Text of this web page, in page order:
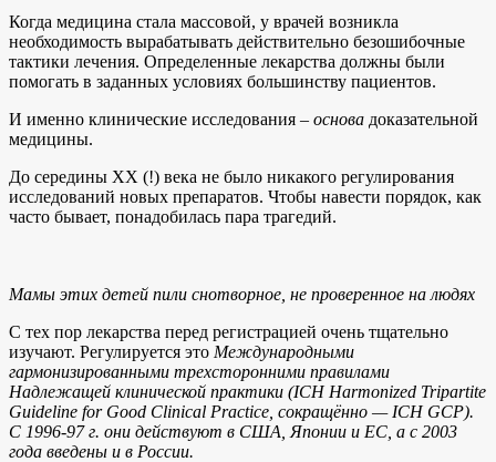
Когда медицина стала массовой, у врачей возникла
необходимость вырабатывать действительно безошибочные
тактики лечения. Определенные лекарства должны были
помогать в заданных условиях большинству пациентов.
И именно клинические исследования – основа доказательной
медицины.
До середины XX (!) века не было никакого регулирования
исследований новых препаратов. Чтобы навести порядок, как
часто бывает, понадобилась пара трагедий.
Мамы этих детей пили снотворное, не проверенное на людях
С тех пор лекарства перед регистрацией очень тщательно
изучают. Регулируется это Международными
гармонизированными трехсторонними правилами
Надлежащей клинической практики (ICH Harmonized Tripartite
Guideline for Good Clinical Practice, сокращённо — ICH GCP).
С 1996-97 г. они действуют в США, Японии и ЕС, а с 2003
года введены и в России.